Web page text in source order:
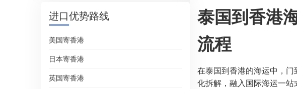
进口优势路线
美国寄香港
日本寄香港
英国寄香港
泰国到香港
流程
在泰国到香港的海运中，
化拆解，融入国际海运一站